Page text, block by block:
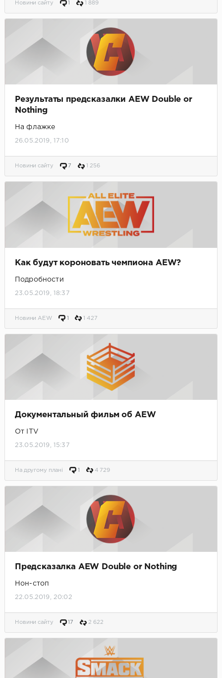
Новини сайту 1 1 889
Результаты предсказалки AEW Double or
Nothing
На флажке
26.05.2019, 17:10
Новини сайту 7 1 256
Как будут короновать чемпиона AEW?
Подробности
23.05.2019, 18:37
Новини AEW 1 1 427
Документальный фильм об AEW
От ITV
23.05.2019, 15:37
На другому плані 1 4 729
Предсказалка AEW Double or Nothing
Нон-стоп
22.05.2019, 20:02
Новини сайту 17 2 622